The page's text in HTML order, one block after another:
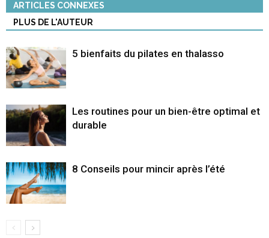
ARTICLES CONNEXES
PLUS DE L'AUTEUR
5 bienfaits du pilates en thalasso
Les routines pour un bien-être optimal et
durable
8 Conseils pour mincir après l’été